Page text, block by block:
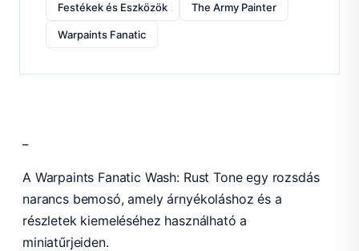
Festékek és Eszközök The Army Painter
Warpaints Fanatic
A Warpaints Fanatic Wash: Rust Tone egy rozsdás
narancs bemosó, amely árnyékoláshoz és a
részletek kiemeléséhez használható a
miniatűrjeiden.